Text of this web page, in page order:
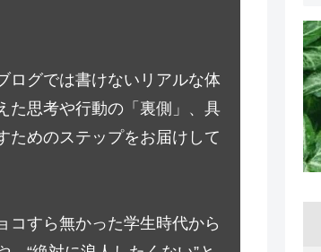
ログでは書けないリアルな体
た思考や行動の「裏側」、具
ためのステップをお届けして
コすら無かった学生時代から